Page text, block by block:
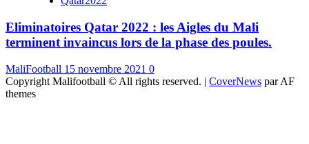
Eliminatoires Qatar 2022 : les Aigles du Mali
terminent invaincus lors de la phase des poules.
MaliFootball 15 novembre 2021 0
Copyright Malifootball © All rights reserved. | CoverNews par AF
themes